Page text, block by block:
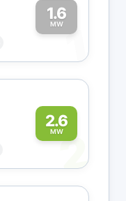
1.6
MW1
2.6
MW2